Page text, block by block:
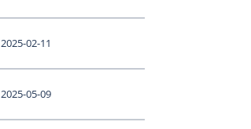
2025-02-11
2025-05-09